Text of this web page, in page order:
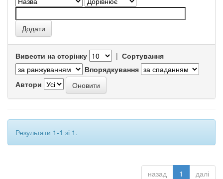
Вивести на сторінку | Сортування
Впорядкування
Автори
Результати 1-1 зі 1.
назад 1 далі